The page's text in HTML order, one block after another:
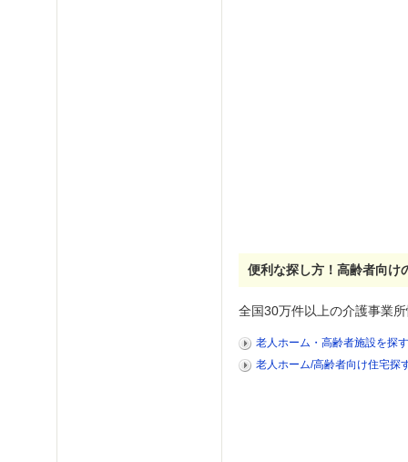
便利な探し方！高齢者向け
全国30万件以上の介護事業
老人ホーム・高齢者施設を探す
老人ホーム/高齢者向け住宅探